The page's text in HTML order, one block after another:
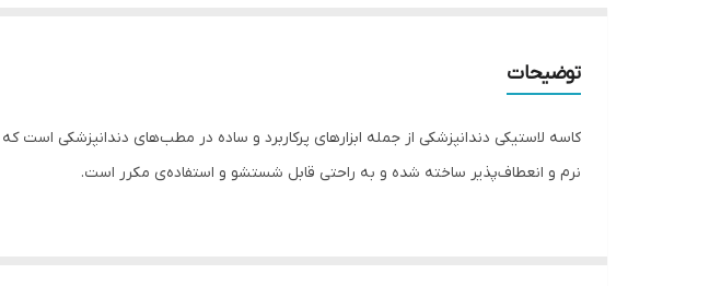
توضیحات
کاسه لاستیکی دندانپزشکی از جمله ابزارهای پرکاربرد و ساده در مطب‌های دندانپزشکی
نرم و انعطاف‌پذیر ساخته شده و به راحتی قابل شستشو و استفاده‌ی مکرر است.